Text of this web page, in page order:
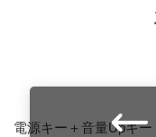
電源キー＋音量Upキー